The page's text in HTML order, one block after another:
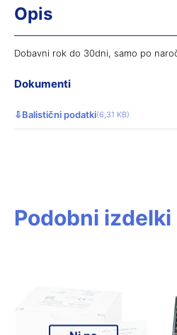
Opis
Dobavni rok do 30dni, samo po
Dokumenti
⇩Balistični podatki(6,31 KB)
Podobni izdelki